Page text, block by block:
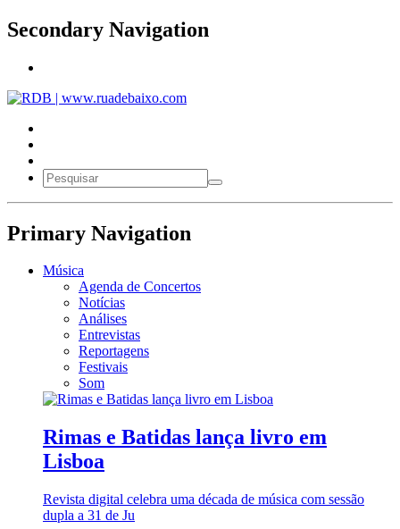
Secondary Navigation
Primary Navigation
Música
Agenda de Concertos
Notícias
Análises
Entrevistas
Reportagens
Festivais
Som
Rimas e Batidas lança livro em
Lisboa
Revista digital celebra uma década de música com sessão
dupla a 31 de Ju